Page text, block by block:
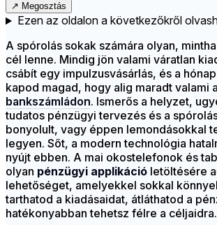
↗ Megosztás
Ezen az oldalon a következőkről
A spórolás sokak számára olyan,
cél lenne. Mindig jön valami váratlan
csábít egy impulzusvásárlás, és a
kapod magad, hogy alig maradt valami a
bankszámládon. Ismerős a helyzet,
tudatos pénzügyi tervezés és a
bonyolult, vagy éppen lemondásokkal
legyen. Sőt, a modern technológia
nyújt ebben. A mai okostelefonok és
olyan pénzügyi applikáció letöltésére
lehetőséget, amelyekkel sokkal
tarthatod a kiadásaidat, átláthatod a
hatékonyabban tehetsz félre a céljaidra.